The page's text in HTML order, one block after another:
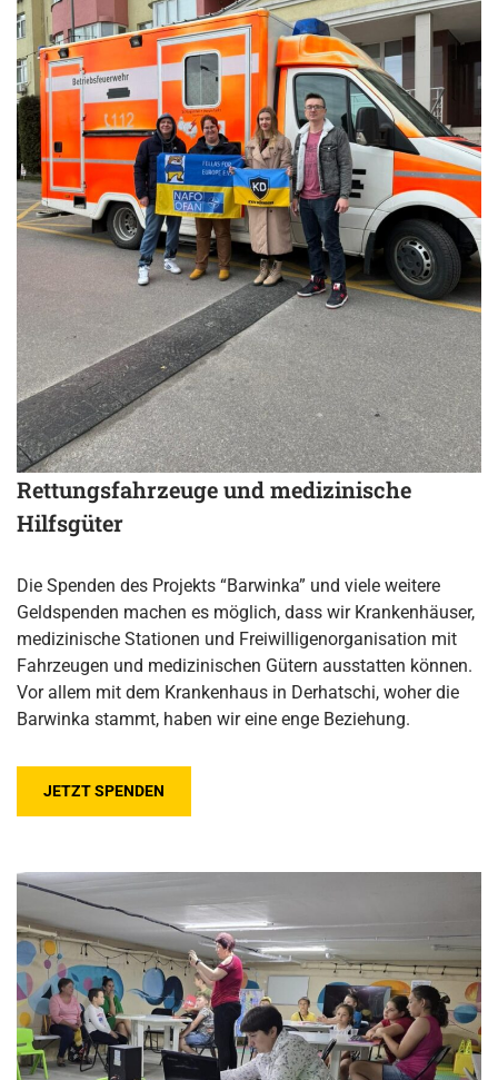
Rettungsfahrzeuge und medizinische
Hilfsgüter
Die Spenden des Projekts “Barwinka” und viele weitere
Geldspenden machen es möglich, dass wir Krankenhäuser,
medizinische Stationen und Freiwilligenorganisation mit
Fahrzeugen und medizinischen Gütern ausstatten können.
Vor allem mit dem Krankenhaus in Derhatschi, woher die
Barwinka stammt, haben wir eine enge Beziehung.
JETZT SPENDEN